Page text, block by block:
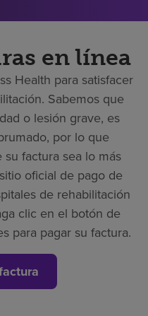
en línea
Health para satisfacer
Sabemos que
o lesión grave, es
por lo que
factura sea lo más
oficial de pago de
de rehabilitación
clic en el botón de
para pagar su factura.